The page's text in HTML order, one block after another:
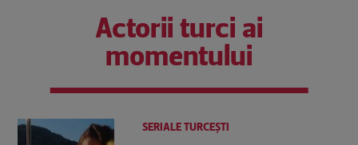
Actorii turci ai
momentului
SERIALE TURCEŞTI